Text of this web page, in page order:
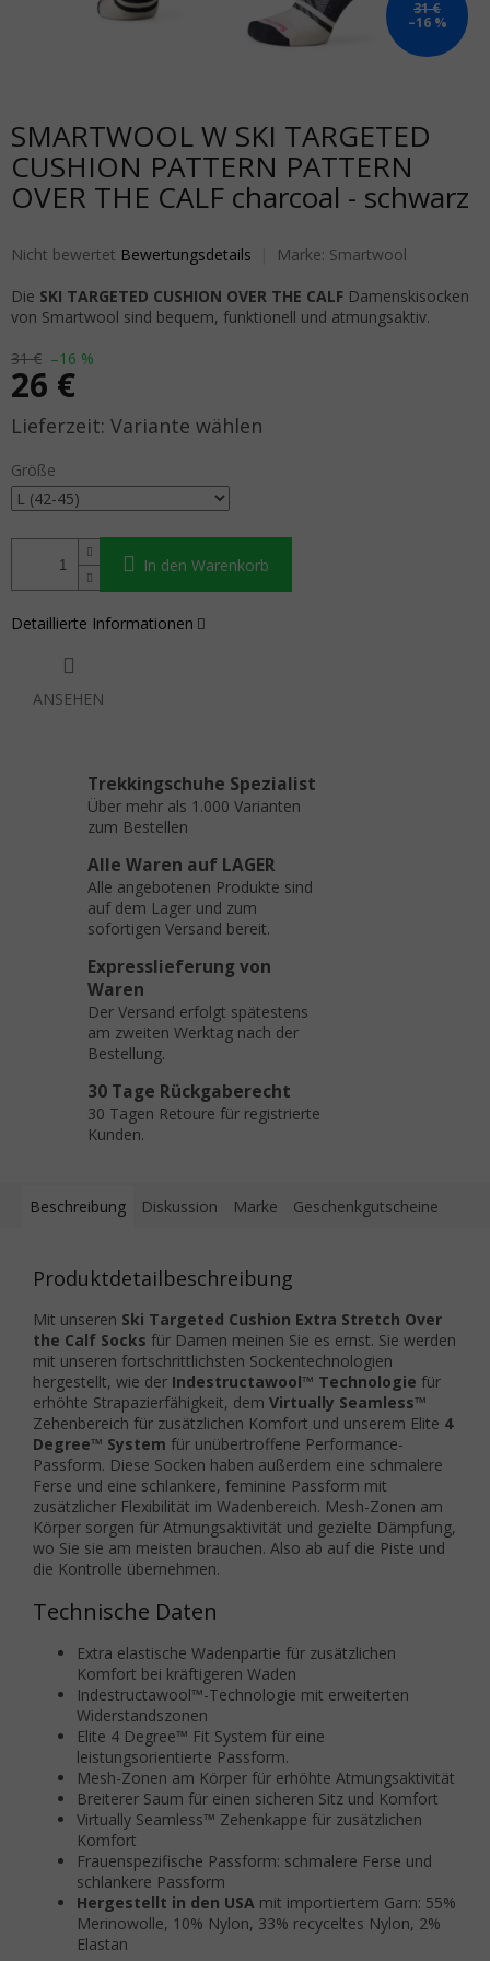
31 €
–16 %
SMARTWOOL W SKI TARGETED
CUSHION PATTERN PATTERN
OVER THE CALF charcoal - schwarz
Die durchschnittliche Produktbewertung ist 0,0 von 5 Sternen.
Nicht bewertet Bewertungsdetails Marke: Smartwool
31 € –16 %
26 €
Verkaufspreis: Variante wählen
Größe
In den Warenkorb
Die SKI TARGETED CUSHION OVER THE CALF Damenskisocken
von Smartwool sind bequem, funktionell und atmungsaktiv.
Detaillierte Informationen
ANSEHEN
Trekkingschuhe Spezialist
Über mehr als 1.000 Varianten
zum Bestellen
Alle Waren auf LAGER
Alle angebotenen Produkte sind
auf dem Lager und zum
sofortigen Versand bereit.
Expresslieferung von
Waren
Der Versand erfolgt spätestens
am zweiten Werktag nach der
Bestellung.
30 Tage Rückgaberecht
30 Tagen Retoure für registrierte
Kunden.
Beschreibung Diskussion Marke Geschenkgutscheine
Produktdetailbeschreibung
Mit unseren Ski Targeted Cushion Extra Stretch Over
the Calf Socks für Damen meinen Sie es ernst. Sie werden
mit unseren fortschrittlichsten Sockentechnologien
hergestellt, wie der Indestructawool™ Technologie für
erhöhte Strapazierfähigkeit, dem Virtually Seamless™
Zehenbereich für zusätzlichen Komfort und unserem Elite 4
Degree™ System für unübertroffene Performance-
Passform. Diese Socken haben außerdem eine schmalere
Ferse und eine schlankere, feminine Passform mit
zusätzlicher Flexibilität im Wadenbereich. Mesh-Zonen am
Körper sorgen für Atmungsaktivität und gezielte Dämpfung,
wo Sie sie am meisten brauchen. Also ab auf die Piste und
die Kontrolle übernehmen.
Technische Daten
Extra elastische Wadenpartie für zusätzlichen
Komfort bei kräftigeren Waden
Indestructawool™-Technologie mit erweiterten
Widerstandszonen
Elite 4 Degree™ Fit System für eine
leistungsorientierte Passform.
Mesh-Zonen am Körper für erhöhte Atmungsaktivität
Breiterer Saum für einen sicheren Sitz und Komfort
Virtually Seamless™ Zehenkappe für zusätzlichen
Komfort
Frauenspezifische Passform: schmalere Ferse und
schlankere Passform
Hergestellt in den USA mit importiertem Garn: 55%
Merinowolle, 10% Nylon, 33% recyceltes Nylon, 2%
Elastan